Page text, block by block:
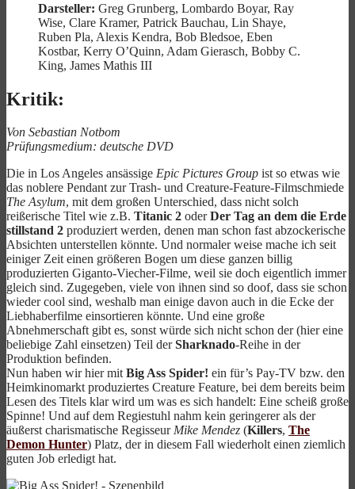
Darsteller: Greg Grunberg, Lombardo Boyar, Ray
Wise, Clare Kramer, Patrick Bauchau, Lin Shaye,
Ruben Pla, Alexis Kendra, Bob Bledsoe, Eben
Kostbar, Kerry O’Quinn, Adam Gierasch, Bobby C.
King, James Mathis III
Kritik:
Von Sebastian Notbom
Prüfungsmedium: deutsche DVD
Die in Los Angeles ansässige Epic Pictures Group ist so etwas wie
das noblere Pendant zur Trash- und Creature-Feature-Filmschmiede
The Asylum, mit dem großen Unterschied, dass nicht solch
reißerische Titel wie z.B. Titanic 2 oderDer Tag an dem die Erde
stillstand 2 produziert werden, denen man schon fast abzockerische
Absichten unterstellen könnte. Und normaler weise mache ich seit
einiger Zeit einen größeren Bogen um diese ganzen billig
produzierten Giganto-Viecher-Filme, weil sie doch eigentlich immer
gleich sind. Zugegeben, viele von ihnen sind so doof, dass sie schon
wieder cool sind, weshalb man einige davon auch in die Ecke der
Liebhaberfilme einsortieren könnte. Und eine große
Abnehmerschaft gibt es, sonst würde sich nicht schon der (hier eine
beliebige Zahl einsetzen) Teil derSharknado-Reihe in der
Produktion befinden.
Nun haben wir hier mitBig Ass Spider! ein für’s Pay-TV bzw. den
Heimkinomarkt produziertes Creature Feature, bei dem bereits beim
Lesen des Titels klar wird um was es sich handelt: Eine scheiß große
Spinne! Und auf dem Regiestuhl nahm kein geringerer als der
äußerst charismatische RegisseurMike Mendez (Killers, The
Demon Hunter) Platz, der in diesem Fall wiederholt einen ziemlich
guten Job erledigt hat.